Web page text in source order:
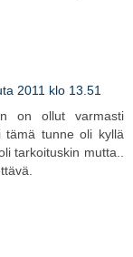
2011 klo 13.51
on ollut varmasti
tämä tunne oli kyllä
tarkoituskin mutta..